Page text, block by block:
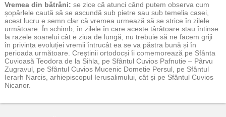
Vremea din bătrâni: se zice că atunci când putem observa cum
șopârlele caută să se ascundă sub pietre sau sub temelia casei,
acest lucru e semn clar că vremea urmează să se strice în zilele
următoare. În schimb, în zilele în care aceste târâtoare stau întinse
la razele soarelui cât e ziua de lungă, nu trebuie să ne facem griji
în privința evoluției vremii întrucât ea se va păstra bună și în
perioada următoare. Creștinii ortodocși îi comemorează pe Sfânta
Cuvioasă Teodora de la Sihla, pe Sfântul Cuvios Pafnutie – Pârvu
Zugravul, pe Sfântul Cuvios Mucenic Dometie Persul, pe Sfântul
Ierarh Narcis, arhiepiscopul Ierusalimului, cât și pe Sfântul Cuvios
Nicanor.